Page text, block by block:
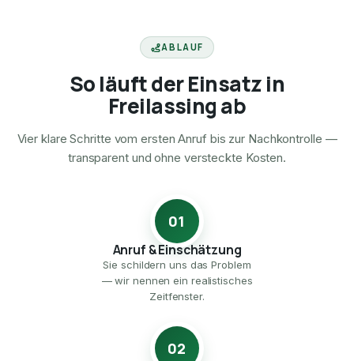
ABLAUF
So läuft der Einsatz in
Freilassing ab
Vier klare Schritte vom ersten Anruf bis zur Nachkontrolle —
transparent und ohne versteckte Kosten.
01
Anruf & Einschätzung
Sie schildern uns das Problem
— wir nennen ein realistisches
Zeitfenster.
02